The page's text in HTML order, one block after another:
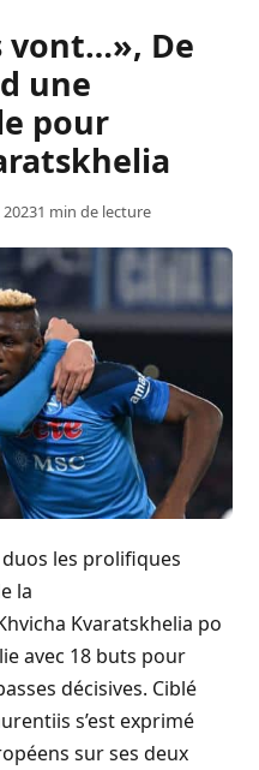
vont…», De
une
pour
1 min de lecture
duos les prolifiques
la
Kvaratskhelia po
avec 18 buts pour
décisives. Ciblé
s’est exprimé
sur ses deux